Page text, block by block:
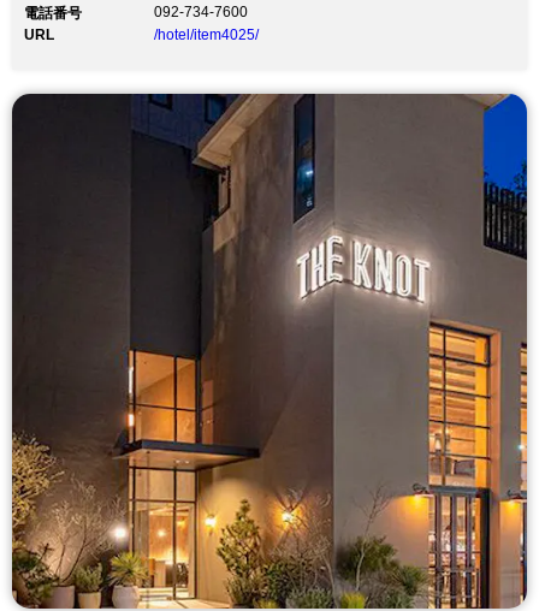
電話番号
092-734-7600
URL
/hotel/item4025/